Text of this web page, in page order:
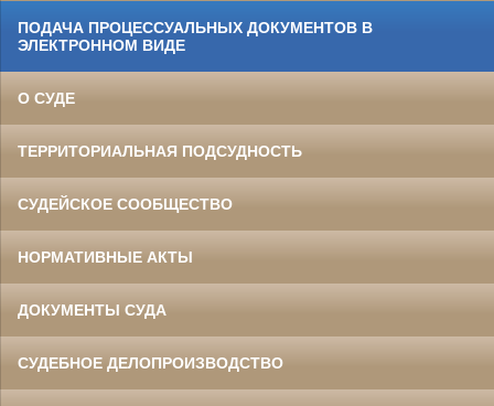
ПОДАЧА ПРОЦЕССУАЛЬНЫХ ДОКУМЕНТОВ В
ЭЛЕКТРОННОМ ВИДЕ
О СУДЕ
ТЕРРИТОРИАЛЬНАЯ ПОДСУДНОСТЬ
СУДЕЙСКОЕ СООБЩЕСТВО
НОРМАТИВНЫЕ АКТЫ
ДОКУМЕНТЫ СУДА
СУДЕБНОЕ ДЕЛОПРОИЗВОДСТВО